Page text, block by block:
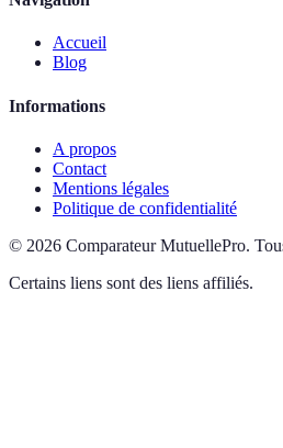
Accueil
Blog
Informations
A propos
Contact
Mentions légales
Politique de confidentialité
© 2026 Comparateur MutuellePro.
Certains liens sont des liens affiliés.